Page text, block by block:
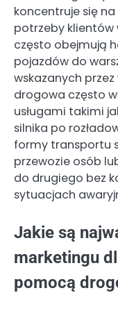
koncentruje się
potrzeby klientów
często obejmują
pojazdów do
wskazanych
drogowa często
usługami takimi
silnika po
formy transportu
przewozie osób
do drugiego bez
sytuacjach
Jakie są
marketingu
pomocą